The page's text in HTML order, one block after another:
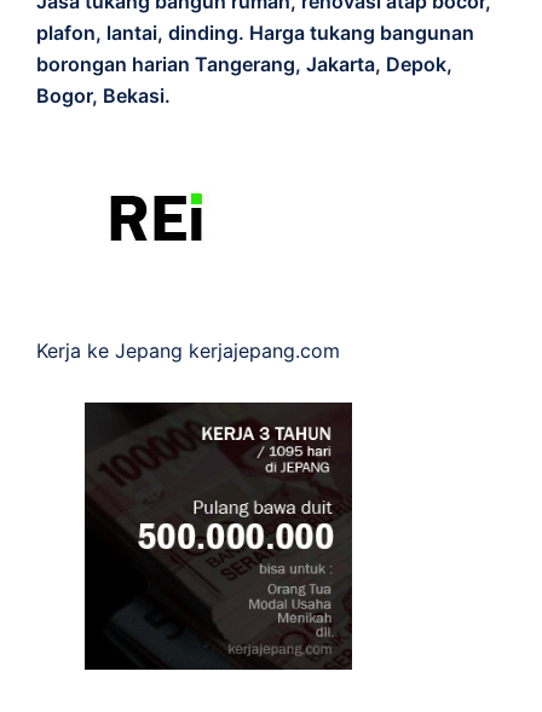
plafon, lantai, dinding. Harga tukang bangunan
borongan harian Tangerang, Jakarta, Depok,
Bogor, Bekasi.
Kerja ke Jepang kerjajepang.com